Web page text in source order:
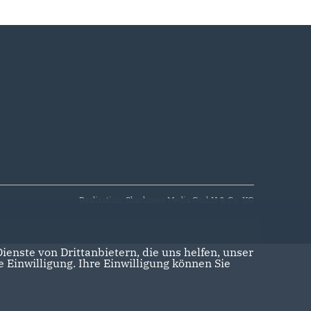
Realisation: Sharkness Media GmbH & Co. KG
von Drittanbietern, die uns helfen, unser
Einwilligung. Ihre Einwilligung können Sie